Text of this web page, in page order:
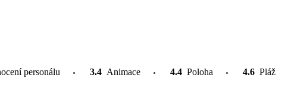
personálu 3.4 Animace 4.4 Poloha 4.6 Pláž